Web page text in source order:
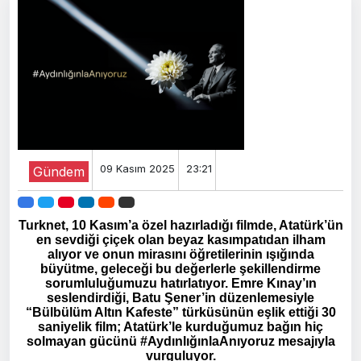
Gündem 09 Kasım 2025 23:21
Turknet, 10 Kasım’a özel hazırladığı filmde, Atatürk’ün
en sevdiği çiçek olan beyaz kasımpatıdan ilham
alıyor ve onun mirasını öğretilerinin ışığında
büyütme, geleceği bu değerlerle şekillendirme
sorumluluğumuzu hatırlatıyor. Emre Kınay’ın
seslendirdiği, Batu Şener’in düzenlemesiyle
“Bülbülüm Altın Kafeste” türküsünün eşlik ettiği 30
saniyelik film; Atatürk’le kurduğumuz bağın hiç
solmayan gücünü #AydınlığınlaAnıyoruz mesajıyla
vurguluyor.